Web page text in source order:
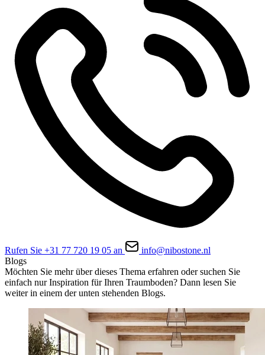
Rufen Sie +31 77 720 19 05 an
info@nibostone.nl
Blogs
Möchten Sie mehr über dieses Thema erfahren oder suchen Sie
einfach nur Inspiration für Ihren Traumboden? Dann lesen Sie
weiter in einem der unten stehenden Blogs.